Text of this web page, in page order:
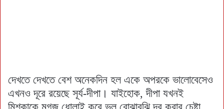
দেখতে দেখতে বেশ অনেকদিন হল একে অপরকে ভালোবেসেও
এখনও দূরে রয়েছে সূর্য-দীপা। যাইহোক, দীপা যখনই